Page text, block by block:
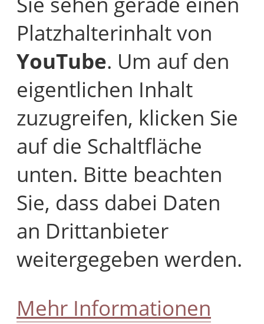
Platzhalterinhalt von
YouTube. Um auf den
eigentlichen Inhalt
zuzugreifen, klicken Sie
auf die Schaltfläche
unten. Bitte beachten
Sie, dass dabei Daten
an Drittanbieter
weitergegeben werden.
Mehr Informationen